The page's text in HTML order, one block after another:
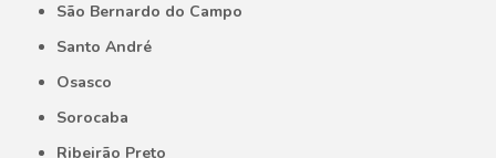
São Bernardo do Campo
Santo André
Osasco
Sorocaba
Ribeirão Preto